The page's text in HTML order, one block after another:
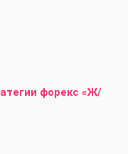
форекс «Ж/